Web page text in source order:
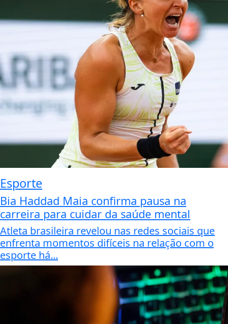
Esporte
Bia Haddad Maia confirma pausa na
carreira para cuidar da saúde mental
Atleta brasileira revelou nas redes sociais que
enfrenta momentos difíceis na relação com o
esporte há...